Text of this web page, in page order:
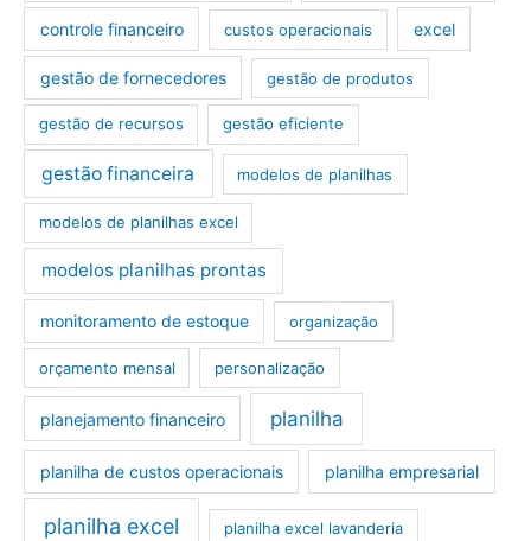
controle financeiro custos operacionais excel
gestão de fornecedores gestão de produtos
gestão de recursos gestão eficiente
gestão financeira modelos de planilhas
modelos de planilhas excel
modelos planilhas prontas
monitoramento de estoque organização
orçamento mensal personalização
planejamento financeiro planilha
planilha de custos operacionais planilha empresarial
planilha excel planilha excel lavanderia